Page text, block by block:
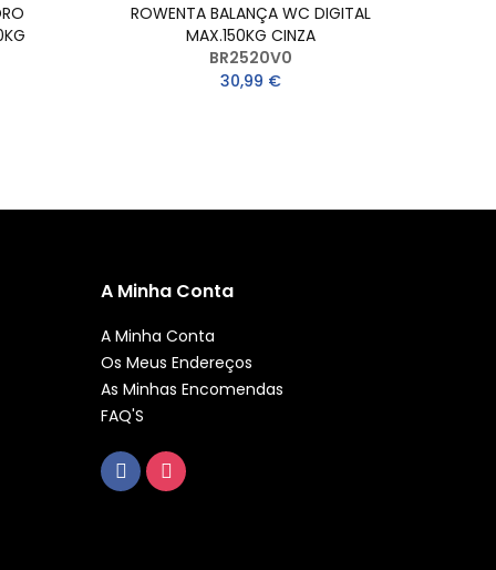
ROWENTA BALANÇA WC DIGITAL
MAX.150KG CINZA
BR2520V0
30,99 €
A Minha Conta
A Minha Conta
Os Meus Endereços
As Minhas Encomendas
FAQ'S